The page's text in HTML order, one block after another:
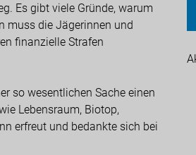
Es gibt viele Gründe, warum
muss die Jägerinnen und
finanzielle Strafen
so wesentlichen Sache einen
Lebensraum, Biotop,
erfreut und bedankte sich bei